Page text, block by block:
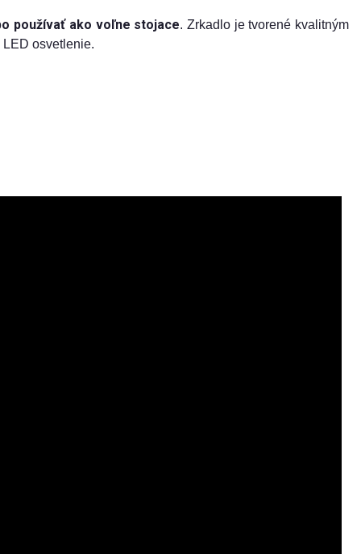
používať ako voľne stojace. Zrkadlo je tvorené kvalitným
osvetlenie.